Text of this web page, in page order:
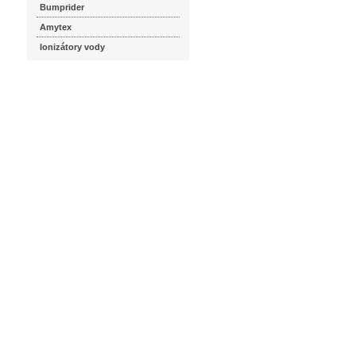
Bumprider
Amytex
Ionizátory vody